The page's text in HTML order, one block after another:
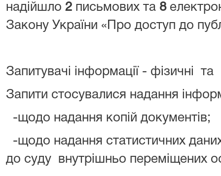
надійшло 2 письмових та 8
Закону України «Про доступ до
Запитувачі інформації - фізичні
Запити стосувалися надання
-щодо надання копій документів;
-щодо надання статистичних
до суду внутрішньо переміщених